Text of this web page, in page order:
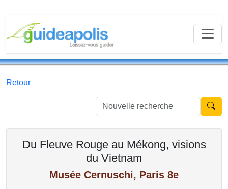
Retour
Du Fleuve Rouge au Mékong, visions
du Vietnam
Musée Cernuschi, Paris 8e